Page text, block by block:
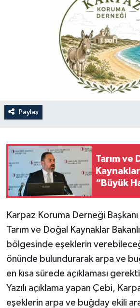
Paylaş
Tarım ve
“Büyük
Karpaz Koruma Derneği
Tarım ve Doğal Kaynaklar
bölgesinde eşeklerin
önünde bulundurarak arpa ve
en kısa sürede açıklaması
Yazılı açıklama yapan Çebi,
eşeklerin arpa ve buğday ekili